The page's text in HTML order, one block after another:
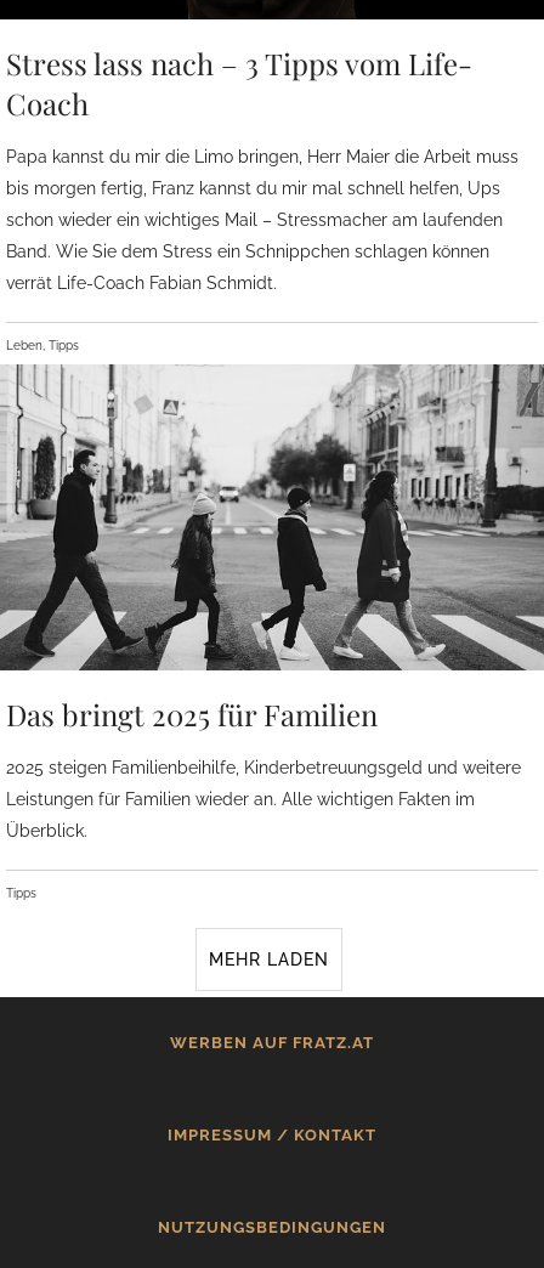
Stress lass nach – 3 Tipps vom Life-
Coach
Papa kannst du mir die Limo bringen, Herr Maier die Arbeit muss
bis morgen fertig, Franz kannst du mir mal schnell helfen, Ups
schon wieder ein wichtiges Mail – Stressmacher am laufenden
Band. Wie Sie dem Stress ein Schnippchen schlagen können
verrät Life-Coach Fabian Schmidt.
Leben, Tipps
Das bringt 2025 für Familien
2025 steigen Familienbeihilfe, Kinderbetreuungsgeld und weitere
Leistungen für Familien wieder an. Alle wichtigen Fakten im
Überblick.
Tipps
MEHR LADEN
WERBEN AUF FRATZ.AT
IMPRESSUM / KONTAKT
NUTZUNGSBEDINGUNGEN